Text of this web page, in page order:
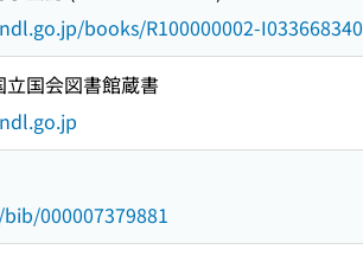
books/R100000002-I033668340
国会図書館蔵書
000007379881